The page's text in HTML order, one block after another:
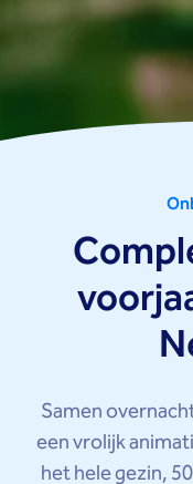
Samen
een vrolijk
het hele gezin,